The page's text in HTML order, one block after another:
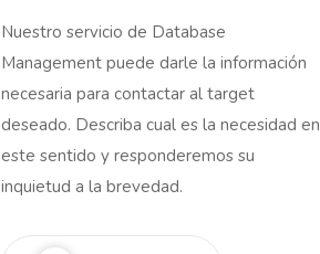
Nuestro servicio de Database
Management puede darle la información
necesaria para contactar al target
deseado. Describa cual es la necesidad en
este sentido y responderemos su
inquietud a la brevedad.